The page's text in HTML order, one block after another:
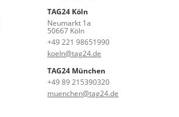
TAG24 Köln
Neumarkt 1a
50667 Köln
+49 221 98651990
koeln@tag24.de
TAG24 München
+49 89 215390320
muenchen@tag24.de